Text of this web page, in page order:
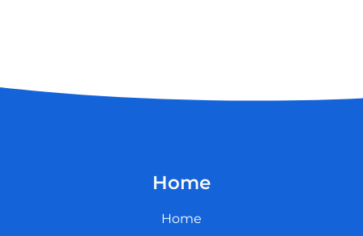
Home
Home